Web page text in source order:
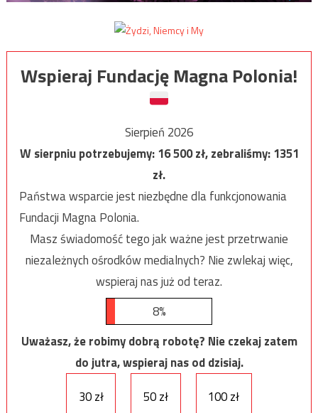
Wspieraj Fundację Magna Polonia!
Sierpień 2026
W sierpniu potrzebujemy:16 500zł, zebraliśmy:1351
zł.
Państwa wsparcie jest niezbędne dla funkcjonowania
Fundacji Magna Polonia.
Masz świadomość tego jak ważne jest przetrwanie
niezależnych ośrodków medialnych? Nie zwlekaj więc,
wspieraj nas już od teraz.
8%
Uważasz, że robimy dobrą robotę? Nie czekaj zatem
do jutra, wspieraj nas od dzisiaj.
30 zł
50 zł 100 zł